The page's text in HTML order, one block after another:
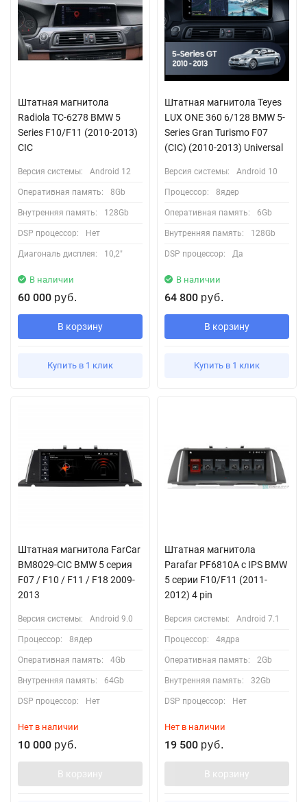
Штатная магнитола
Radiola TC-6278 BMW 5
Series F10/F11 (2010-2013)
CIC
Версия системы: Android 12
Оперативная память: 8Gb
Внутренняя память: 128Gb
DSP процессор: Нет
Диагональ дисплея: 10,2"
В наличии
60 000 руб.
В корзину
Купить в 1 клик
Штатная магнитола Teyes
LUX ONE 360 6/128 BMW 5-
Series Gran Turismo F07
(CIC) (2010-2013) Universal
Версия системы: Android 10
Процессор: 8ядер
Оперативная память: 6Gb
Внутренняя память: 128Gb
DSP процессор: Да
В наличии
64 800 руб.
В корзину
Купить в 1 клик
Штатная магнитола FarCar
BM8029-CIC BMW 5 серия
F07 / F10 / F11 / F18 2009-
2013
Версия системы: Android 9.0
Процессор: 8ядер
Оперативная память: 4Gb
Внутренняя память: 64Gb
DSP процессор: Нет
Нет в наличии
10 000 руб.
В корзину
Штатная магнитола
Parafar PF6810A с IPS BMW
5 серии F10/F11 (2011-
2012) 4 pin
Версия системы: Android 7.1
Процессор: 4ядра
Оперативная память: 2Gb
Внутренняя память: 32Gb
DSP процессор: Нет
Нет в наличии
19 500 руб.
В корзину